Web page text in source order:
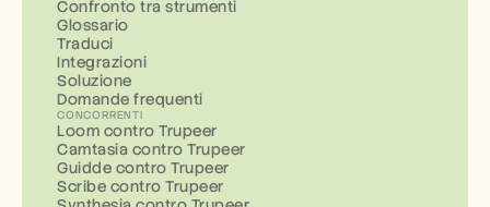
Confronto tra strumenti
Glossario
Traduci
Integrazioni
Soluzione
Domande frequenti
CONCORRENTI
Loom contro Trupeer
Camtasia contro Trupeer
Guidde contro Trupeer
Scribe contro Trupeer